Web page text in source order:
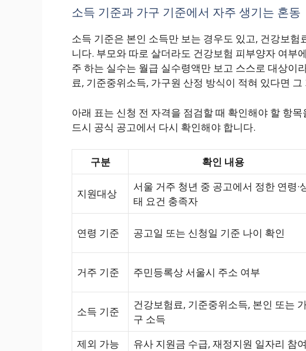
소득 기준과 가구 기준에서 자주 생기는 혼동
소득 기준은 본인 소득만 보는 경우도 있고, 건강보
니다. 부모와 따로 살더라도 건강보험 피부양자 여부
주 하는 실수는 월급 실수령액만 보고 스스로 대상이
료, 기준중위소득, 가구원 산정 방식이 적혀 있다면
아래 표는 신청 전 자격을 점검할 때 확인해야 할 항
드시 공식 공고에서 다시 확인해야 합니다.
구분 확인 내용
지원대상
서울 거주 청년 중 공고에서 정한 연령·
태 요건 충족자
연령 기준 공고일 또는 신청일 기준 나이 확인
거주 기준 주민등록상 서울시 주소 여부
소득 기준
건강보험료, 기준중위소득, 본인 또는
구 소득
제외 가능
유사 지원금 수급, 재정지원 일자리 참여